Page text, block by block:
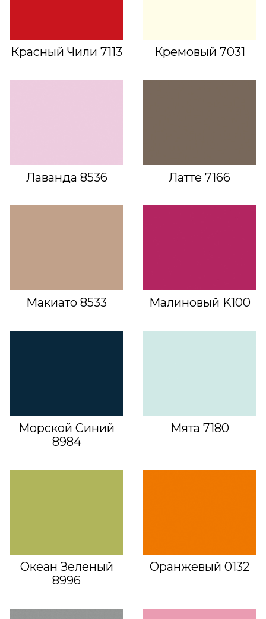
Красный Чили 7113 Кремовый 7031
Лаванда 8536 Латте 7166
Макиато 8533 Малиновый K100
Морской Синий
8984
Мята 7180
Океан Зеленый
8996
Оранжевый 0132